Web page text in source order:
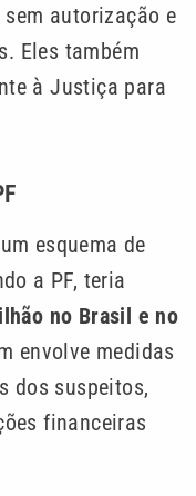
autorização e
Eles também
à Justiça para
esquema de
a PF, teria
no Brasil e no
envolve medidas
dos suspeitos,
financeiras